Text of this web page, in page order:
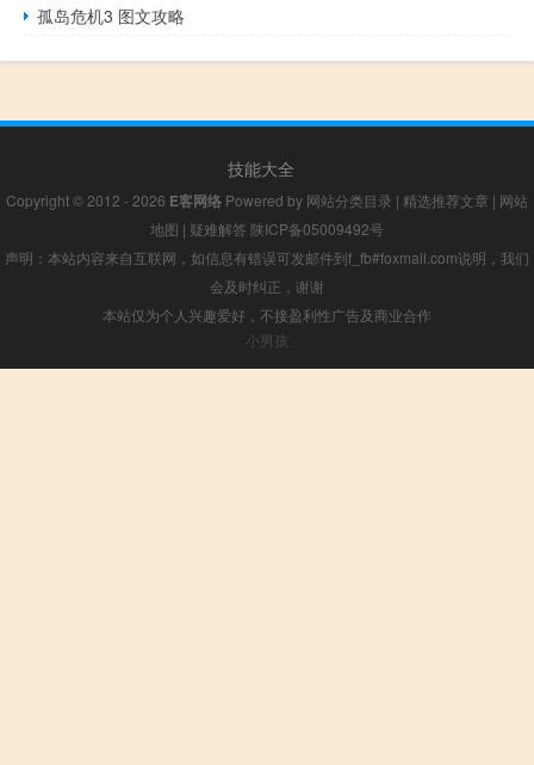
孤岛危机3 图文攻略
技能大全
Copyright © 2012 - 2026 E客网络 Powered by 网站分类目录 | 精选推荐文章 | 网站
地图 | 疑难解答 陕ICP备05009492号
声明：本站内容来自互联网，如信息有错误可发邮件到f_fb#foxmail.com说明，我们
会及时纠正，谢谢
本站仅为个人兴趣爱好，不接盈利性广告及商业合作
小男孩